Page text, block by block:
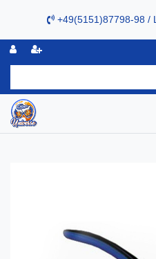
+49(5151)87798-98 /